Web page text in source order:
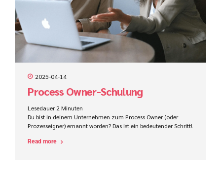
2025-04-14
Process Owner-Schulung
Lesedauer 2 Minuten
Du bist in deinem Unternehmen zum Process Owner (oder
Prozesseigner) ernannt worden? Das ist ein bedeutender Schritt!
die Leistung und kontinuierliche Verbesserung eines oder
Read more